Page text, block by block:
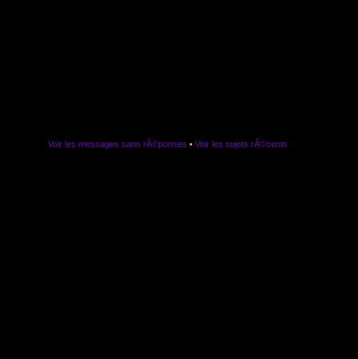
Voir les messages sans rÃ©ponses • Voir les sujets rÃ©cents